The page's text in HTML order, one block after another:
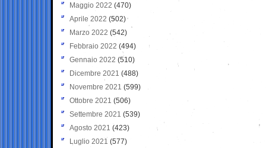
Maggio 2022 (470)
Aprile 2022 (502)
Marzo 2022 (542)
Febbraio 2022 (494)
Gennaio 2022 (510)
Dicembre 2021 (488)
Novembre 2021 (599)
Ottobre 2021 (506)
Settembre 2021 (539)
Agosto 2021 (423)
Luglio 2021 (577)